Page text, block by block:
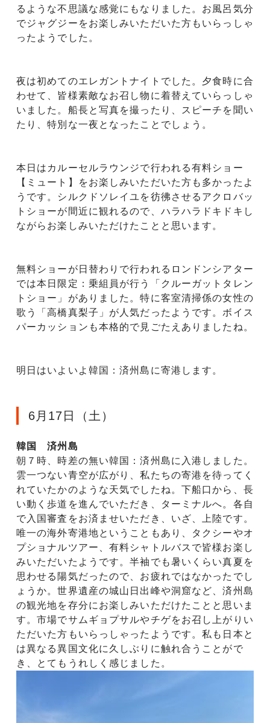
るような不思議な感覚にもなりました。お風呂気分
でジャグジーをお楽しみいただいた方もいらっしゃ
ったようでした。
夜は初めてのエレガントナイトでした。夕食時に合
わせて、皆様素敵なお召し物に着替えていらっしゃ
いました。船長と写真を撮ったり、スピーチを聞い
たり、特別な一夜となったことでしょう。
本日はカルーセルラウンジで行われる有料ショー
【ミュート】をお楽しみいただいた方も多かったよ
うです。シルクドソレイユを彷彿させるアクロバッ
トショーが間近に観れるので、ハラハラドキドキし
ながらお楽しみいただけたことと思います。
無料ショーが日替わりで行われるロンドンシアター
では本日限定：乗組員が行う「クルーガットタレン
トショー」がありました。特に客室清掃係の女性の
歌う「高橋真梨子」が人気だったようです。ボイス
パーカッションも本格的で見ごたえありましたね。
明日はいよいよ韓国：済州島に寄港します。
6月17日（土）
韓国 済州島
朝７時、時差の無い韓国：済州島に入港しました。
雲一つない青空が広がり、私たちの寄港を待ってく
れていたかのような天気でしたね。下船口から、長
い動く歩道を進んでいただき、ターミナルへ。各自
で入国審査をお済ませいただき、いざ、上陸です。
唯一の海外寄港地ということもあり、タクシーやオ
プショナルツアー、有料シャトルバスで皆様お楽し
みいただいたようです。半袖でも暑いくらい真夏を
思わせる陽気だったので、お疲れではなかったでし
ょうか。世界遺産の城山日出峰や洞窟など、済州島
の観光地を存分にお楽しみいただけたことと思いま
す。市場でサムギョプサルやチゲをお召し上がりい
ただいた方もいらっしゃったようです。私も日本と
は異なる異国文化に久しぶりに触れ合うことがで
き、とてもうれしく感じました。